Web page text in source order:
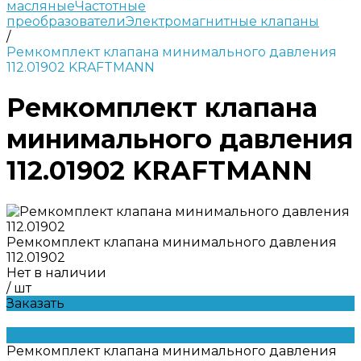
масляныеЧастотные
преобразователиЭлектромагнитные клапаны
/
Ремкомплект клапана минимального давления
112.01902 KRAFTMANN
Ремкомплект клапана
минимального давления
112.01902 KRAFTMANN
Ремкомплект клапана минимального давления
112.01902
Нет в наличии
/ шт
Заказать
Ремкомплект клапана минимального давления